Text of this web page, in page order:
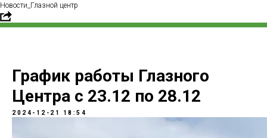
Новости_Глазной центр
График работы Глазного
Центра с 23.12 по 28.12
2024-12-21 18:54